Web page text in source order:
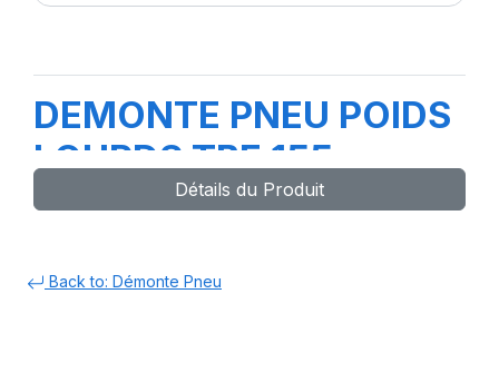
DEMONTE PNEU POIDS
LOURDS TBE 155
Détails du Produit
Back to: Démonte Pneu